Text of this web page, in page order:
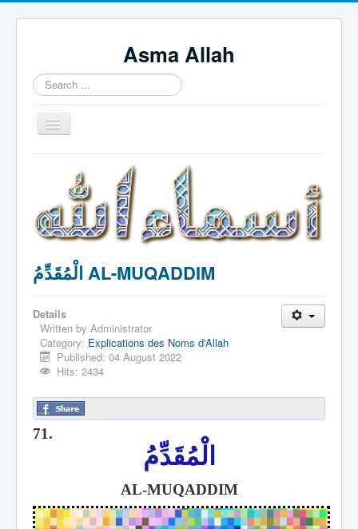
Asma Allah
Search
...
Toggle
Navigation
Intro Videos
Français
中国人
Español
English
Português
الْمُقَدِّمُ AL-MUQADDIM
Details
Written by Administrator
Category: Explications des Noms d'Allah
Published: 04 August 2022
Hits: 2434
71.
الْمُقَدِّمُ
AL-MUQADDIM